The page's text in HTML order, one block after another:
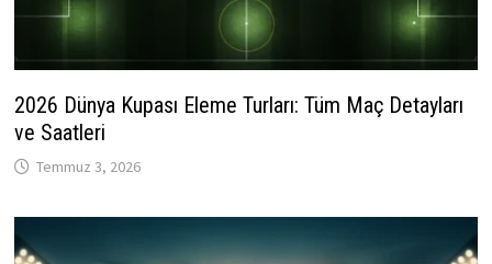
2026 Dünya Kupası Eleme Turları: Tüm Maç Detayları
ve Saatleri
Temmuz 3, 2026